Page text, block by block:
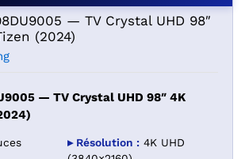
— TV Crystal UHD 98″
(2024)
— TV Crystal UHD 98″ 4K
▸ Résolution : 4K UHD